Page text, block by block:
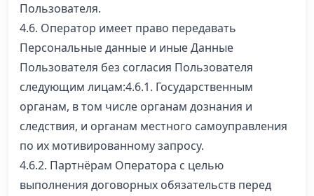
Пользователя.
4.6. Оператор имеет право передавать
Персональные данные и иные Данные
Пользователя без согласия Пользователя
следующим лицам:4.6.1. Государственным
органам, в том числе органам дознания и
следствия, и органам местного самоуправления
по их мотивированному запросу.
4.6.2. Партнёрам Оператора c целью
выполнения договорных обязательств перед